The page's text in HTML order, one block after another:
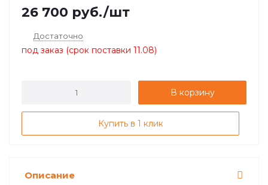
26 700 руб./шт
Достаточно
под заказ (срок поставки 11.08)
В корзину
Купить в 1 клик
Описание